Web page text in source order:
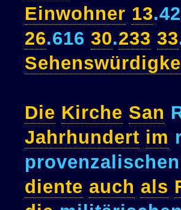
Einwohner 13
26.616 30.233 33
Die Kirche San
Jahrhundert im
diente auch als